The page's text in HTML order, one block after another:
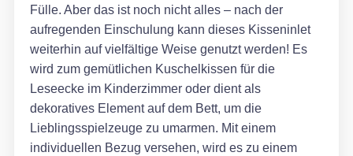
Fülle. Aber das ist noch nicht alles – nach der
aufregenden Einschulung kann dieses Kisseninlet
weiterhin auf vielfältige Weise genutzt werden! Es
wird zum gemütlichen Kuschelkissen für die
Leseecke im Kinderzimmer oder dient als
dekoratives Element auf dem Bett, um die
Lieblingsspielzeuge zu umarmen. Mit einem
individuellen Bezug versehen, wird es zu einem